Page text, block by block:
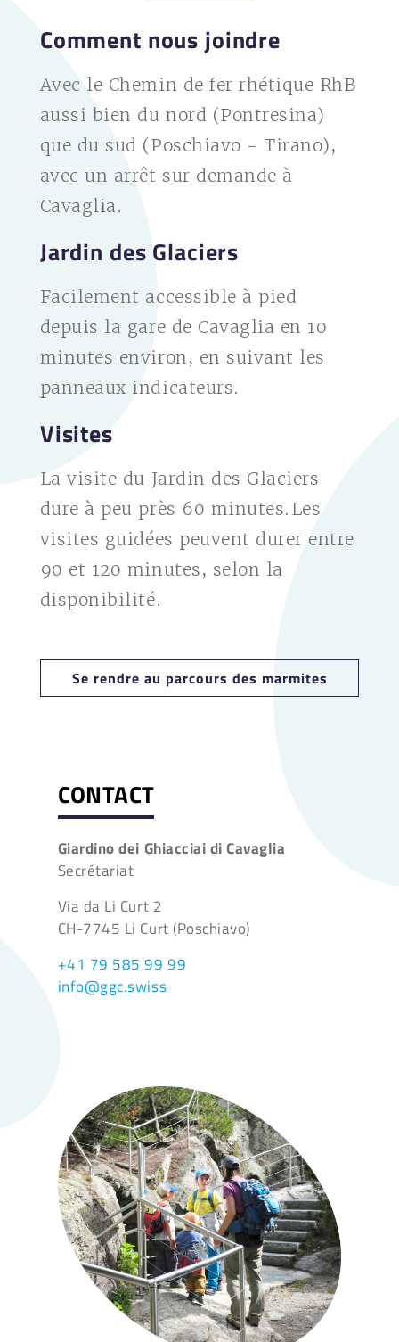
Comment nous joindre
Avec le Chemin de fer rhétique RhB
aussi bien du nord (Pontresina)
que du sud (Poschiavo - Tirano),
avec un arrêt sur demande à
Cavaglia.
Jardin des Glaciers
Facilement accessible à pied
depuis la gare de Cavaglia en 10
minutes environ, en suivant les
panneaux indicateurs.
Visites
La visite du Jardin des Glaciers
dure à peu près 60 minutes.Les
visites guidées peuvent durer entre
90 et 120 minutes, selon la
disponibilité.
Se rendre au parcours des marmites
CONTACT
Giardino dei Ghiacciai di Cavaglia
Secrétariat
Via da Li Curt 2
CH-7745 Li Curt (Poschiavo)
+41 79 585 99 99
info@ggc.swiss